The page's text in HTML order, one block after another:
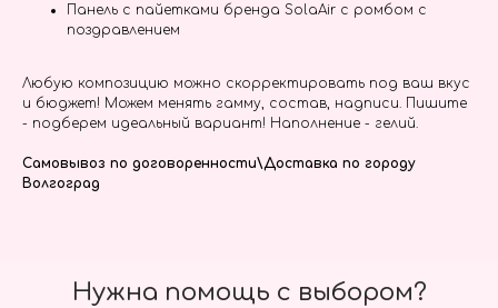
Панель с пайетками бренда SolaAir с ромбом с
поздравлением
Любую композицию можно скорректировать под ваш вкус
и бюджет! Можем менять гамму, состав, надписи. Пишите
- подберем идеальный вариант! Наполнение - гелий.
Самовывоз по договоренности\Доставка по городу
Волгоград
Нужна помощь с выбором?